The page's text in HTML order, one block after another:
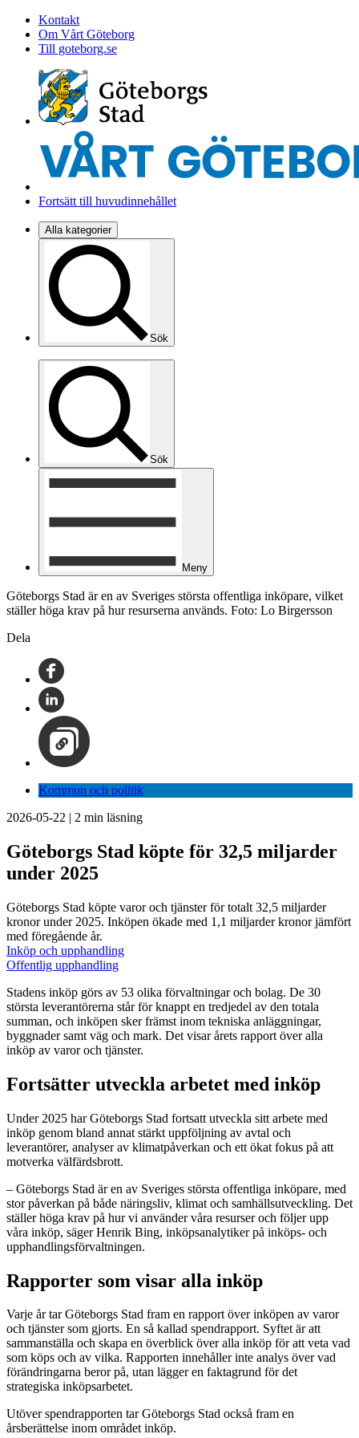
Kontakt
Om Vårt Göteborg
Till goteborg.se
Fortsätt till huvudinnehållet
Alla kategorier
Sök
Sök
Meny
Göteborgs Stad är en av Sveriges största offentliga inköpare, vilket
ställer höga krav på hur resurserna används. Foto: Lo Birgersson
Dela
Kommun och politik
2026-05-22 | 2 min läsning
Göteborgs Stad köpte för 32,5 miljarder
under 2025
Göteborgs Stad köpte varor och tjänster för totalt 32,5 miljarder
kronor under 2025. Inköpen ökade med 1,1 miljarder kronor jämfört
med föregående år.
Inköp och upphandling
Offentlig upphandling
Stadens inköp görs av 53 olika förvaltningar och bolag. De 30
största leverantörerna står för knappt en tredjedel av den totala
summan, och inköpen sker främst inom tekniska anläggningar,
byggnader samt väg och mark. Det visar årets rapport över alla
inköp av varor och tjänster.
Fortsätter utveckla arbetet med inköp
Under 2025 har Göteborgs Stad fortsatt utveckla sitt arbete med
inköp genom bland annat stärkt uppföljning av avtal och
leverantörer, analyser av klimatpåverkan och ett ökat fokus på att
motverka välfärdsbrott.
– Göteborgs Stad är en av Sveriges största offentliga inköpare, med
stor påverkan på både näringsliv, klimat och samhällsutveckling. Det
ställer höga krav på hur vi använder våra resurser och följer upp
våra inköp, säger Henrik Bing, inköpsanalytiker på inköps- och
upphandlingsförvaltningen.
Rapporter som visar alla inköp
Varje år tar Göteborgs Stad fram en rapport över inköpen av varor
och tjänster som gjorts. En så kallad spendrapport. Syftet är att
sammanställa och skapa en överblick över alla inköp för att veta vad
som köps och av vilka. Rapporten innehåller inte analys över vad
förändringarna beror på, utan lägger en faktagrund för det
strategiska inköpsarbetet.
Utöver spendrapporten tar Göteborgs Stad också fram en
årsberättelse inom området inköp.